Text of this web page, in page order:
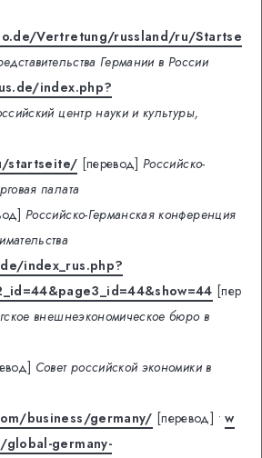
Vertretung/russland/ru/Startse
Германии в России
index.php?
центр науки и культуры,
startseite/ [перевод] Российско-
палата
Российско-Германская конференция
index_rus.php?
[пер
внешнеэкономическое бюро в
Совет российской экономики в
business/germany/ [перевод] •w
global-germany-